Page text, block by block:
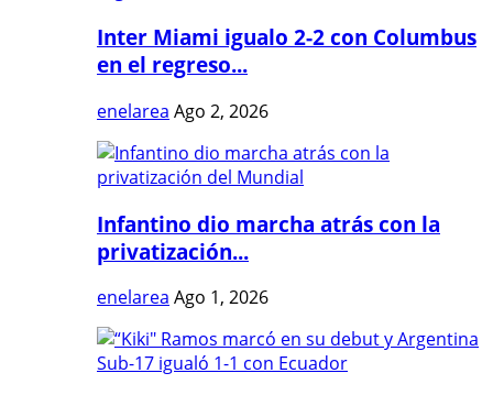
Inter Miami igualo 2-2 con Columbus
en el regreso...
enelarea Ago 2, 2026
Infantino dio marcha atrás con la
privatización...
enelarea Ago 1, 2026